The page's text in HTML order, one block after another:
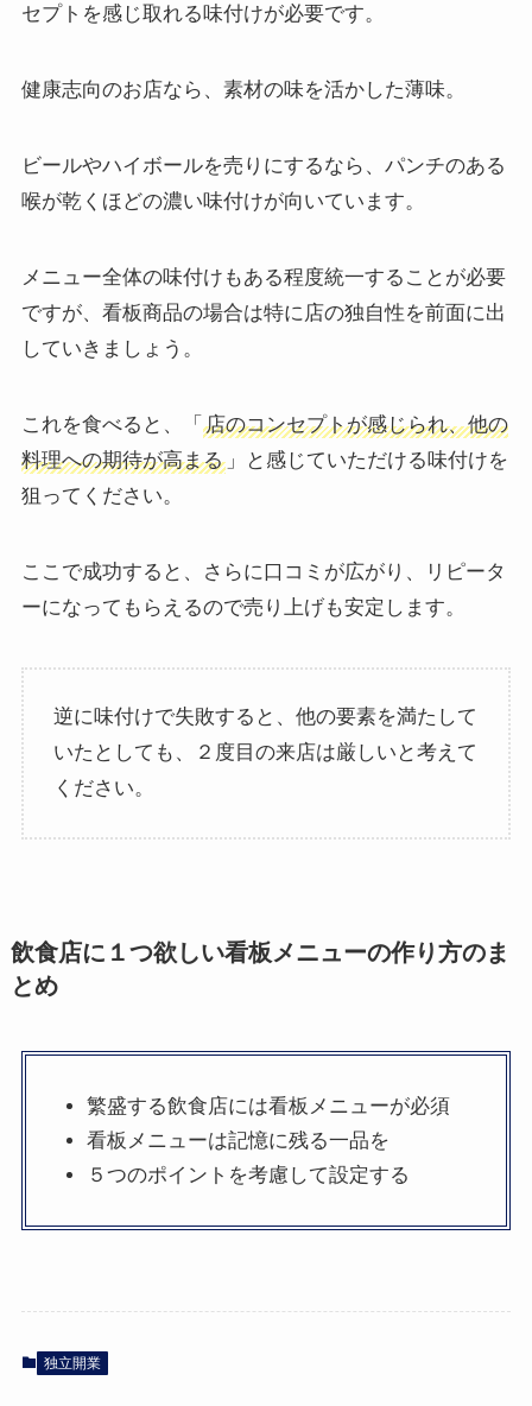
セプトを感じ取れる味付けが必要です。
健康志向のお店なら、素材の味を活かした薄味。
ビールやハイボールを売りにするなら、パンチのある
喉が乾くほどの濃い味付けが向いています。
メニュー全体の味付けもある程度統一することが必要
ですが、看板商品の場合は特に店の独自性を前面に出
していきましょう。
これを食べると、「 店のコンセプトが感じられ、他の
料理への期待が高まる」と感じていただける味付けを
狙ってください。
ここで成功すると、さらに口コミが広がり、リピータ
ーになってもらえるので売り上げも安定します。
逆に味付けで失敗すると、他の要素を満たして
いたとしても、２度目の来店は厳しいと考えて
ください。
飲食店に１つ欲しい看板メニューの作り方のま
とめ
繁盛する飲食店には看板メニューが必須
看板メニューは記憶に残る一品を
５つのポイントを考慮して設定する
独立開業